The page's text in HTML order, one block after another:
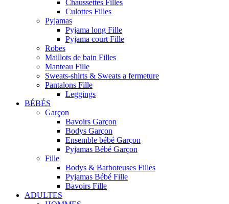
Chaussettes Filles
Culottes Filles
Pyjamas
Pyjama long Fille
Pyjama court Fille
Robes
Maillots de bain Filles
Manteau Fille
Sweats-shirts & Sweats a fermeture
Pantalons Fille
Leggings
BÉBÉS
Garçon
Bavoirs Garçon
Bodys Garçon
Ensemble bébé Garçon
Pyjamas Bébé Garçon
Fille
Bodys & Barboteuses Filles
Pyjamas Bébé Fille
Bavoirs Fille
ADULTES